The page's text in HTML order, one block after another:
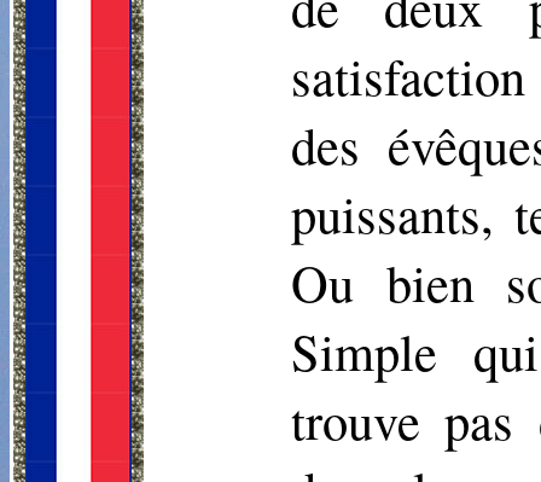
des
puissants,
Ou bien
Simple
trouve pas